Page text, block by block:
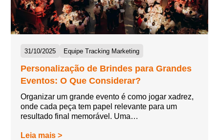
31/10/2025 Equipe Tracking Marketing
Personalização de Brindes para Grandes
Eventos: O Que Considerar?
Organizar um grande evento é como jogar xadrez,
onde cada peça tem papel relevante para um
resultado final memorável. Uma…
Leia mais >